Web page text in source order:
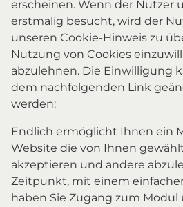
erscheinen. Wenn der Nutzer
erstmalig besucht, wird der
unseren Cookie-Hinweis zu
Nutzung von Cookies
abzulehnen. Die Einwilligung
dem nachfolgenden Link
werden:
Endlich ermöglicht Ihnen ein
Website die von Ihnen
akzeptieren und andere
Zeitpunkt, mit einem
haben Sie Zugang zum